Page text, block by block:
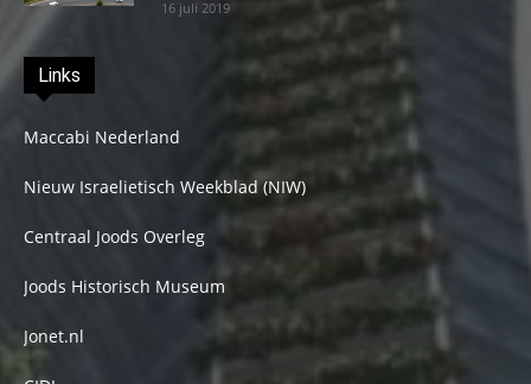
16 juli 2019
Links
Maccabi Nederland
Nieuw Israelietisch Weekblad (NIW)
Centraal Joods Overleg
Joods Historisch Museum
Jonet.nl